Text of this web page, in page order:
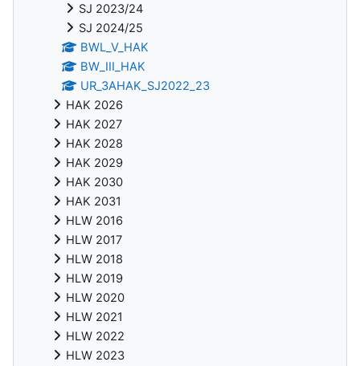
SJ 2023/24
SJ 2024/25
BWL_V_HAK
BW_III_HAK
UR_3AHAK_SJ2022_23
HAK 2026
HAK 2027
HAK 2028
HAK 2029
HAK 2030
HAK 2031
HLW 2016
HLW 2017
HLW 2018
HLW 2019
HLW 2020
HLW 2021
HLW 2022
HLW 2023